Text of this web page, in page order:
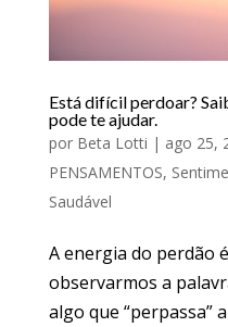
Está difícil perdoar?
pode te ajudar.
por Beta Lotti | ago 25,
PENSAMENTOS,
Saudável
A energia do perdão
observarmos a
algo que “perpassa”